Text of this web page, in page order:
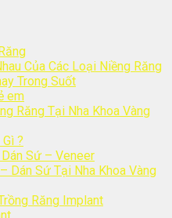
Của Các Loại Niềng Răng
Trong Suốt
em
Răng Tại Nha Khoa Vàng
?
Sứ – Veneer
Dán Sứ Tại Nha Khoa Vàng
Răng Implant